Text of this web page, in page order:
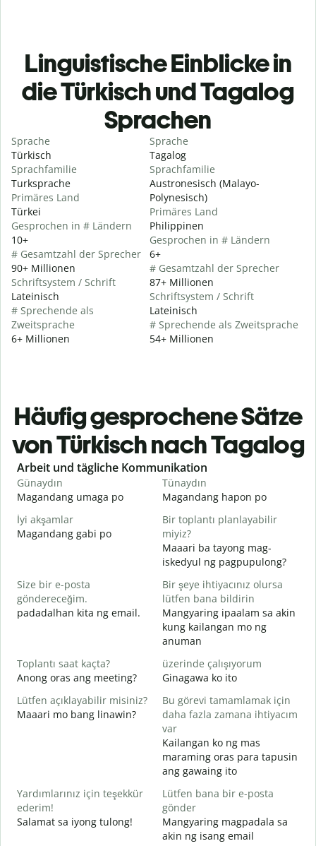
Linguistische Einblicke in
die Türkisch und Tagalog
Sprachen
Sprache
Türkisch
Sprachfamilie
Turksprache
Primäres Land
Türkei
Gesprochen in # Ländern
10+
# Gesamtzahl der Sprecher
90+ Millionen
Schriftsystem / Schrift
Lateinisch
# Sprechende als
Zweitsprache
6+ Millionen
Sprache
Tagalog
Sprachfamilie
Austronesisch (Malayo-
Polynesisch)
Primäres Land
Philippinen
Gesprochen in # Ländern
6+
# Gesamtzahl der Sprecher
87+ Millionen
Schriftsystem / Schrift
Lateinisch
# Sprechende als Zweitsprache
54+ Millionen
Häufig gesprochene Sätze
von Türkisch nach Tagalog
Slide 1 of 6
Arbeit und tägliche Kommunikation
Günaydın
Magandang umaga po
Tünaydın
Magandang hapon po
İyi akşamlar
Magandang gabi po
Bir toplantı planlayabilir
miyiz?
Maaari ba tayong mag-
iskedyul ng pagpupulong?
Size bir e-posta
göndereceğim.
padadalhan kita ng email.
Bir şeye ihtiyacınız olursa
lütfen bana bildirin
Mangyaring ipaalam sa akin
kung kailangan mo ng
anuman
Toplantı saat kaçta?
Anong oras ang meeting?
üzerinde çalışıyorum
Ginagawa ko ito
Lütfen açıklayabilir misiniz?
Maaari mo bang linawin?
Bu görevi tamamlamak için
daha fazla zamana ihtiyacım
var
Kailangan ko ng mas
maraming oras para tapusin
ang gawaing ito
Yardımlarınız için teşekkür
ederim!
Salamat sa iyong tulong!
Lütfen bana bir e-posta
gönder
Mangyaring magpadala sa
akin ng isang email